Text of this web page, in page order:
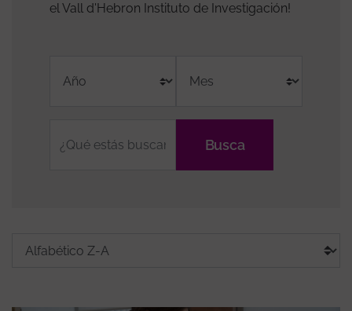
el Vall d'Hebron Instituto de Investigación!
search
de
media
by